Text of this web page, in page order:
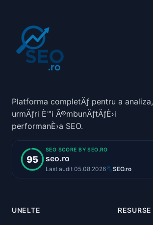
Platforma completÄƒ pentru a analiza,
urmÄƒri È™i Ã®mbunÄƒtÄƒÈ›i
performanÈ›a SEO.
UNELTE RESURSE